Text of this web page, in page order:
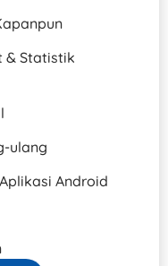
& Statistik
ulang
Android​​